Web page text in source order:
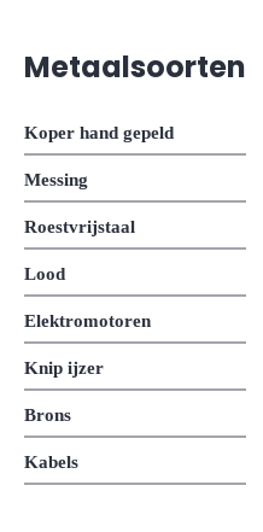
Metaalsoorten
Koper hand gepeld
Messing
Roestvrijstaal
Lood
Elektromotoren
Knip ijzer
Brons
Kabels